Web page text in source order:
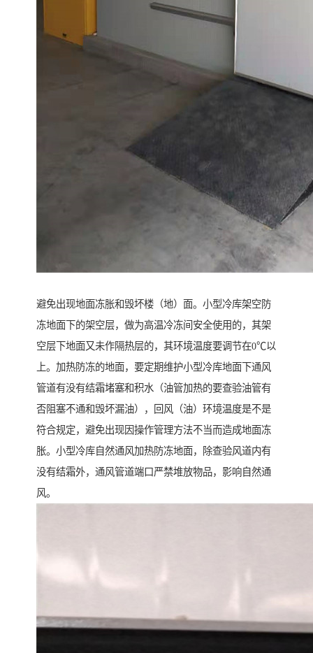
避免出现地面冻胀和毁坏楼（地）面。小型冷库架空防
冻地面下的架空层，做为高温冷冻间安全使用的，其架
空层下地面又未作隔热层的，其环境温度要调节在0℃以
上。加热防冻的地面，要定期维护小型冷库地面下通风
管道有没有结霜堵塞和积水（油管加热的要查验油管有
否阻塞不通和毁坏漏油），回风（油）环境温度是不是
符合规定，避免出现因操作管理方法不当而造成地面冻
胀。小型冷库自然通风加热防冻地面，除查验风道内有
没有结霜外，通风管道端口严禁堆放物品，影响自然通
风。